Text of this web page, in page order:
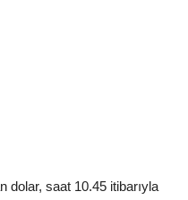
dolar, saat 10.45 itibarıyla